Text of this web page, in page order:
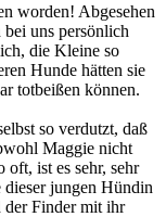
worden! Abgesehen
uns persönlich
die Kleine so
Hunde hätten sie
totbeißen können.
so verdutzt, daß
Maggie nicht
ist es sehr, sehr
dieser jungen Hündin
der Finder mit ihr